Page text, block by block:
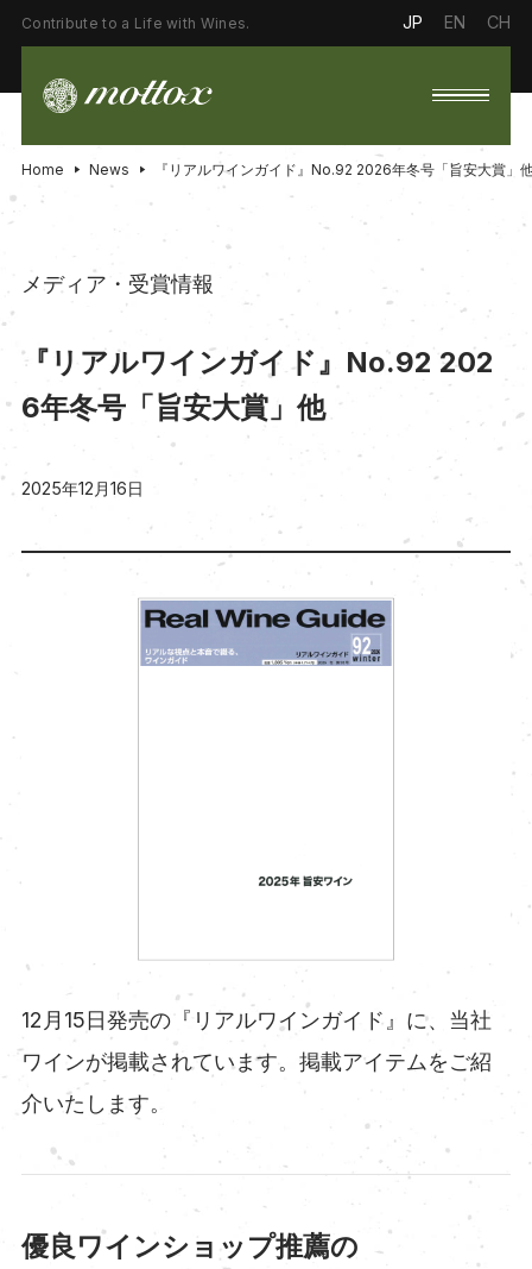
Contribute to a Life with Wines. JP EN CH
Home News 『リアルワインガイド』No.92 2026年冬号「旨安大賞」
メディア・受賞情報
『リアルワインガイド』No.92 202
6年冬号「旨安大賞」他
2025年12月16日
12月15日発売の『リアルワインガイド』に、当社
ワインが掲載されています。掲載アイテムをご紹
介いたします。
優良ワインショップ推薦の